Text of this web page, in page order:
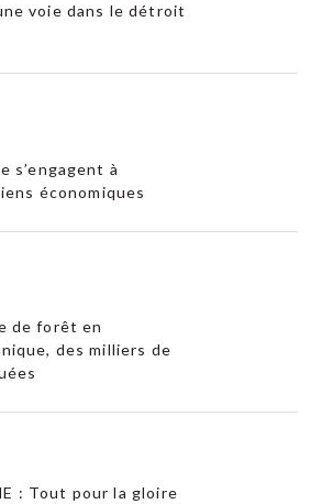
voie dans le détroit
s’engagent à
économiques
de forêt en
des milliers de
: Tout pour la gloire